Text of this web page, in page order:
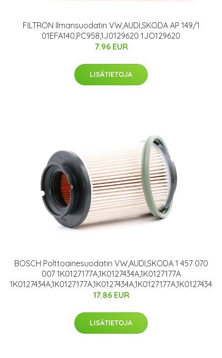
FILTRON Ilmansuodatin VW,AUDI,SKODA AP 149/1
01EFA140,PC958,1J0129620 1JO129620
7.96 EUR
LISÄTIETOJA
BOSCH Polttoainesuodatin VW,AUDI,SKODA 1 457 070
007 1K0127177A,1K0127434A,1K0127177A
1K0127434A,1K0127177A,1K0127434A,1K0127177A,1K0127434
17.86 EUR
LISÄTIETOJA